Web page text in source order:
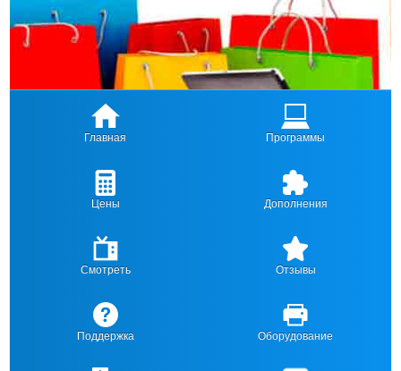
Главная Программы
Цены Дополнения
Смотреть Отзывы
Поддержка Оборудование